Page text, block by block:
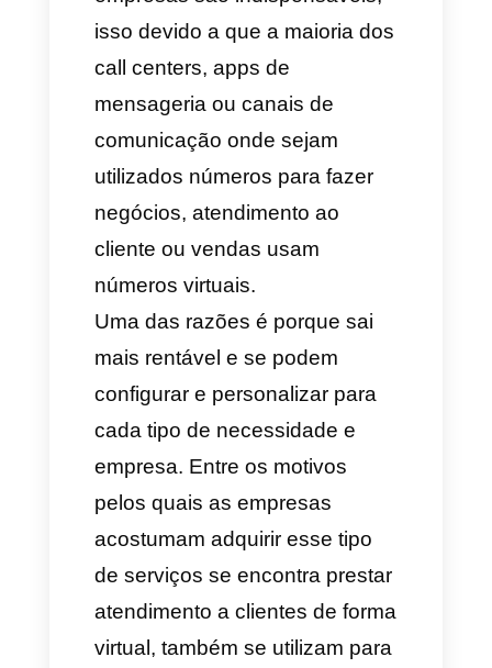
conceito não pareça muito
interessante para você devido a
que é virtual e apenas pode ser
usado mediante aplicativos e
internet. Porém, para as
empresas são indispensáveis,
isso devido a que a maioria dos
call centers, apps de
mensageria ou canais de
comunicação onde sejam
utilizados números para fazer
negócios, atendimento ao
cliente ou vendas usam
números virtuais.
Uma das razões é porque sai